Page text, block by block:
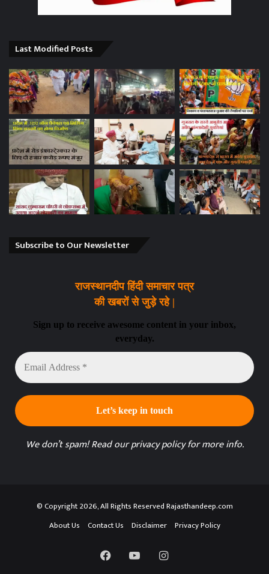
Last Modified Posts
Subscribe to Our Newsletter
राजस्थानदीप हिंदी समाचार पत्र
की खबरों से जुड़े रहे |
Sign up to receive awesome content in your inbox,
everyday.
Email
Address
*
We don’t spam! Read ourprivacy policyfor more info.
© Copyright 2026, All Rights Reserved Rajasthandeep.com
About Us
Contact Us Disclaimer Privacy Policy
FacebookYouTubeInstagram